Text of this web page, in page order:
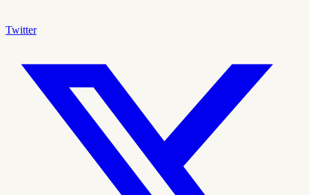
Twitter